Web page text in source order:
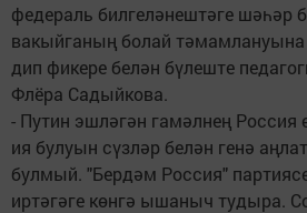
федераль билгеләнештәге шәһәр
вакыйганың болай тәмамлануына
дип фикере белән бүлеште
Флёра Садыйкова.
- Путин эшләгән гамәлнең Россия
ия булуын сүзләр белән генә
булмый. "Бердәм Россия"
иртәгәге көнгә ышаныч тудыра.